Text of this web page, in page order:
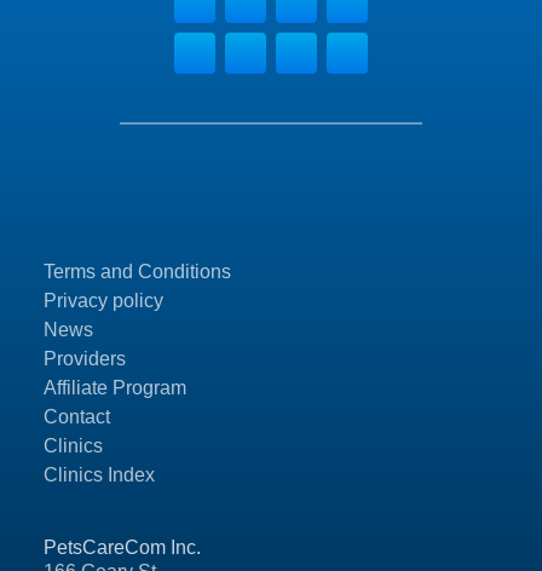
PetsCareCom Inc.
Terms and Conditions
Privacy policy
News
Providers
Affiliate Program
Contact
Clinics
Clinics Index